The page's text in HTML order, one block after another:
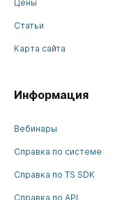
Цены
Статьи
Карта сайта
Информация
Вебинары
Справка по системе
Справка по TS SDK
Справка по API